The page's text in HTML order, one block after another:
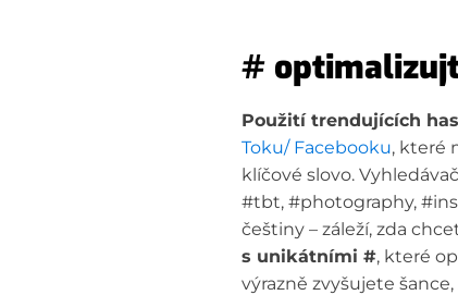
#
Použití trendujících
Toku/ Facebooku, které
klíčové slovo.
#tbt, #photography,
češtiny – záleží, zda
s unikátními #, které
výrazně zvyšujete